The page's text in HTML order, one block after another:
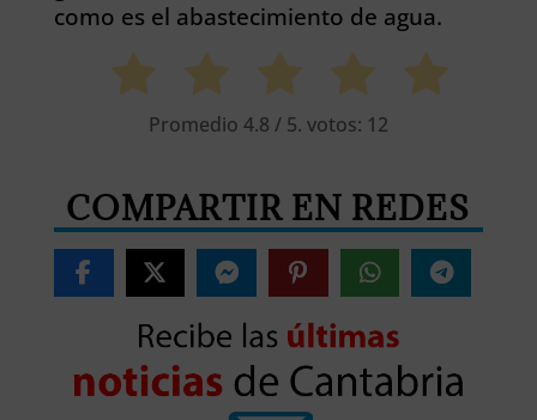
como es el abastecimiento de agua.
Promedio 4.8 / 5. votos: 12
COMPARTIR EN REDES